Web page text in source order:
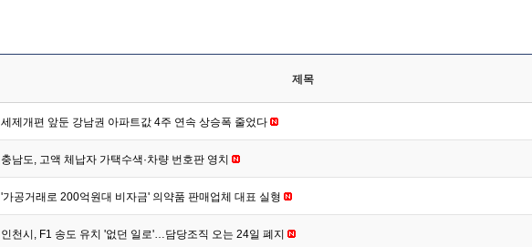
제목
세제개편 앞둔 강남권 아파트값 4주 연속 상승폭 줄었다
충남도, 고액 체납자 가택수색·차량 번호판 영치
'가공거래로 200억원대 비자금' 의약품 판매업체 대표 실형
인천시, F1 송도 유치 '없던 일로'…담당조직 오는 24일 폐지